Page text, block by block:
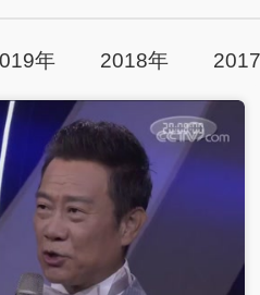
年 2018年